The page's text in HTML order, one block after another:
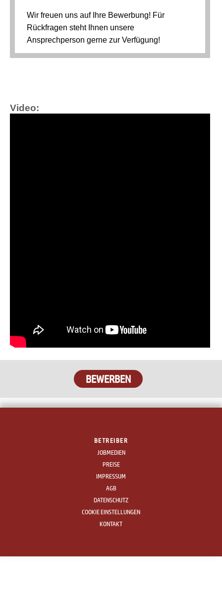
Video:
BETREIBER
JOBMEDIEN
PREISE
IMPRESSUM
AGB
DATENSCHUTZ
COOKIE EINSTELLUNGEN
KONTAKT